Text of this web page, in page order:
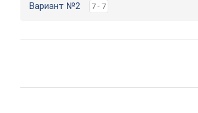
Вариант №2 7 - 7